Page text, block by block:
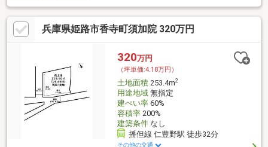
兵庫県姫路市香寺町須加院 320万円
320万円
（坪単価:4.18万円）
土地面積253.4m2
用途地域無指定
建ぺい率60%
容積率200%
建築条件なし
播但線 仁豊野駅 徒歩32分
その他の交通